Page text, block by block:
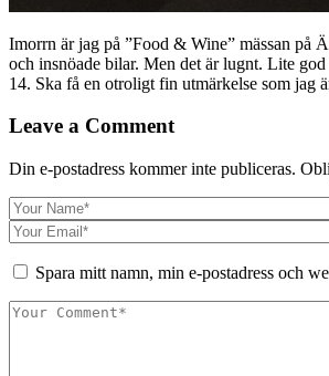
Imorrn är jag på ”Food & Wine” mässan på
och insnöade bilar. Men det är lugnt. Lite
14. Ska få en otroligt fin utmärkelse som jag
Leave a Comment
Din e-postadress kommer inte publiceras.
Spara mitt namn, min e-postadress och